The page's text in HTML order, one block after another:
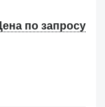
по запросу